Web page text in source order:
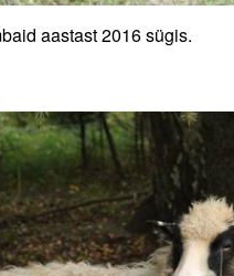
aastast 2016 sügis.